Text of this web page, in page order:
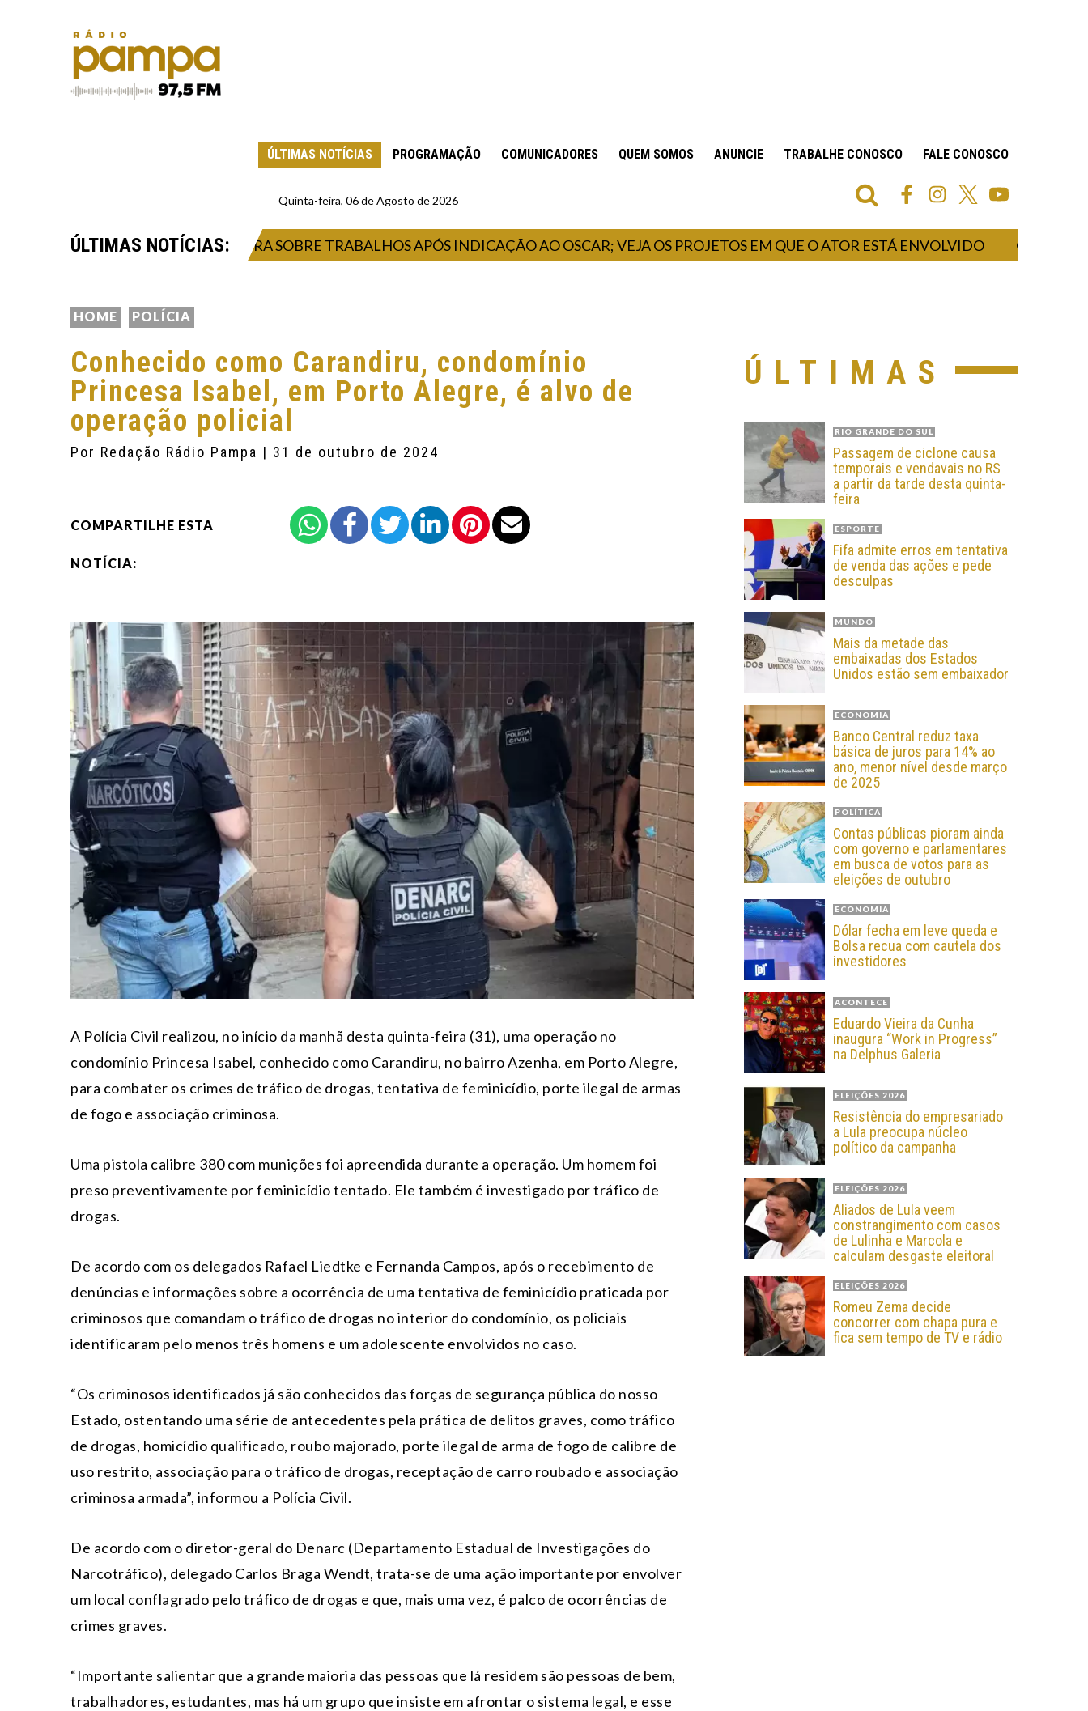
ÚLTIMAS NOTÍCIAS PROGRAMAÇÃO COMUNICADORES QUEM SOMOS ANUNCIE TRABALHE CONOSCO FALE CONOSCO
Quinta-feira, 06 de Agosto de 2026
ÚLTIMAS NOTÍCIAS:
DIZ WAGNER MOURA SOBRE TRABALHOS APÓS INDICAÇÃO AO OSCAR; VEJA OS PROJETOS EM QUE O ATOR ESTÁ ENVOLVIDO ATENÇÃO
HOME POLÍCIA
Conhecido como Carandiru, condomínio
Princesa Isabel, em Porto Alegre, é alvo de
operação policial
Por Redação Rádio Pampa | 31 de outubro de 2024
COMPARTILHE ESTA
NOTÍCIA:
A Polícia Civil realizou, no início da manhã desta quinta-feira (31), uma operação no
condomínio Princesa Isabel, conhecido como Carandiru, no bairro Azenha, em Porto Alegre,
para combater os crimes de tráfico de drogas, tentativa de feminicídio, porte ilegal de armas
de fogo e associação criminosa.
Uma pistola calibre 380 com munições foi apreendida durante a operação. Um homem foi
preso preventivamente por feminicídio tentado. Ele também é investigado por tráfico de
drogas.
De acordo com os delegados Rafael Liedtke e Fernanda Campos, após o recebimento de
denúncias e informações sobre a ocorrência de uma tentativa de feminicídio praticada por
criminosos que comandam o tráfico de drogas no interior do condomínio, os policiais
identificaram pelo menos três homens e um adolescente envolvidos no caso.
“Os criminosos identificados já são conhecidos das forças de segurança pública do nosso
Estado, ostentando uma série de antecedentes pela prática de delitos graves, como tráfico
de drogas, homicídio qualificado, roubo majorado, porte ilegal de arma de fogo de calibre de
uso restrito, associação para o tráfico de drogas, receptação de carro roubado e associação
criminosa armada”, informou a Polícia Civil.
De acordo com o diretor-geral do Denarc (Departamento Estadual de Investigações do
Narcotráfico), delegado Carlos Braga Wendt, trata-se de uma ação importante por envolver
um local conflagrado pelo tráfico de drogas e que, mais uma vez, é palco de ocorrências de
crimes graves.
“Importante salientar que a grande maioria das pessoas que lá residem são pessoas de bem,
trabalhadores, estudantes, mas há um grupo que insiste em afrontar o sistema legal, e esse
ÚLTIMAS
RIO GRANDE DO SUL
Passagem de ciclone causa
temporais e vendavais no RS
a partir da tarde desta quinta-
feira
ESPORTE
Fifa admite erros em tentativa
de venda das ações e pede
desculpas
MUNDO
Mais da metade das
embaixadas dos Estados
Unidos estão sem embaixador
ECONOMIA
Banco Central reduz taxa
básica de juros para 14% ao
ano, menor nível desde março
de 2025
POLÍTICA
Contas públicas pioram ainda
com governo e parlamentares
em busca de votos para as
eleições de outubro
ECONOMIA
Dólar fecha em leve queda e
Bolsa recua com cautela dos
investidores
ACONTECE
Eduardo Vieira da Cunha
inaugura “Work in Progress”
na Delphus Galeria
ELEIÇÕES 2026
Resistência do empresariado
a Lula preocupa núcleo
político da campanha
ELEIÇÕES 2026
Aliados de Lula veem
constrangimento com casos
de Lulinha e Marcola e
calculam desgaste eleitoral
ELEIÇÕES 2026
Romeu Zema decide
concorrer com chapa pura e
fica sem tempo de TV e rádio